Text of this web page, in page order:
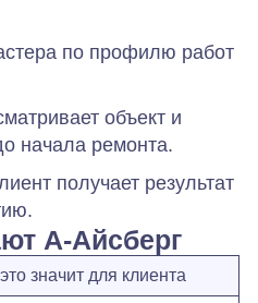
по профилю работ
объект и
начала ремонта.
получает результат
А-Айсберг
значит для клиента